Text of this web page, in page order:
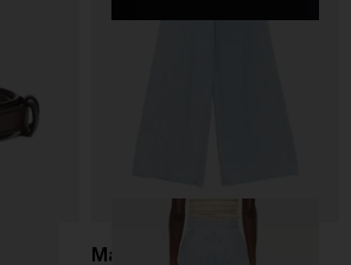
Max Mara